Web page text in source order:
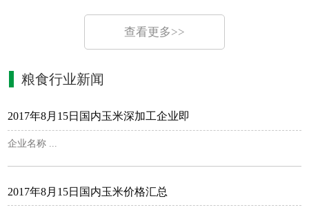
查看更多>>
粮食行业新闻
2017年8月15日国内玉米深加工企业即
企业名称 ...
2017年8月15日国内玉米价格汇总